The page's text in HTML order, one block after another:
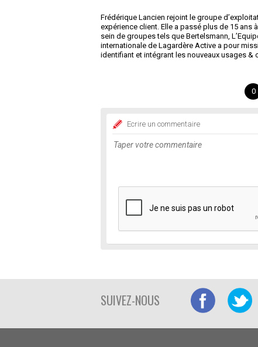
Frédérique Lancien rejoint le groupe
expérience client. Elle a passé plus de 15
sein de groupes tels que Bertelsmann,
internationale de Lagardère Active a pour
identifiant et intégrant les nouveaux usages &
0
Ecrire un commentaire
SUIVEZ-NOUS